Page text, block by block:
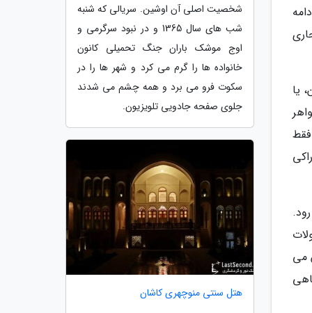
یا
می
شخصیت اصلی آن اوشین. سریالی که شنبه
شب های سال 1365 و در نبود سرگرمی و
اوج موشک باران جنگ تحمیلی کانون
خانواده ها را گرم می کرد و شهر ها را در
سکوت فرو می برد و همه چشم می شدند
جلوی صفحه جادویی تلویزیون.
هتل سنتی منوچهری کاشان